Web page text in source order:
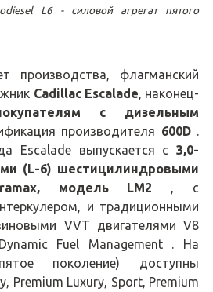
L6 - силовой агрегат пятого
производства, флагманский
Cadillac Escalade, наконец-
с дизельным
производителя 600D .
Escalade выпускается с3,0-
(L-6) шестицилиндровыми
модель LM2 , с
и традиционными
VVT двигателями V8
Fuel Management . На
поколение) доступны
Premium Luxury, Sport, Premium